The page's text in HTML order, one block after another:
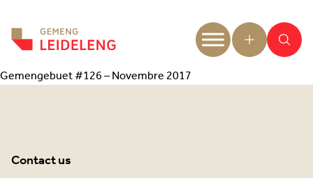
Gemengebuet #126 – Novembre 2017
Contact us